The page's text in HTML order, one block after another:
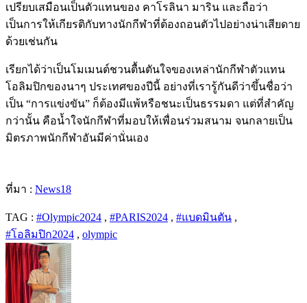
เปรียบเสมือนเป็นตัวแทนของ คาโรลินา มาริน และถือว่า
เป็นการให้เกียรติกับทางนักกีฬาที่ต้องถอนตัวไปอย่างน่าเสียดาย
ด้วยเช่นกัน
เรียกได้ว่าเป็นโมเมนต์ชวนตื้นตันใจของเหล่านักกีฬาตัวแทน
โอลิมปิกของนาๆ ประเทศของปีนี้ อย่างที่เรารู้กันดีว่าขึ้นชื่อว่า
เป็น “การแข่งขัน” ก็ต้องมีแพ้หรือชนะเป็นธรรมดา แต่ที่สำคัญ
กว่านั้น คือน้ำใจนักกีฬาที่มอบให้เพื่อนร่วมสนาม จนกลายเป็น
มิตรภาพนักกีฬาอันมีค่านั่นเอง
ที่มา : News18
TAG : #Olympic2024 , #PARIS2024 , #แบดมินตัน ,
#โอลิมปิก2024 , olympic